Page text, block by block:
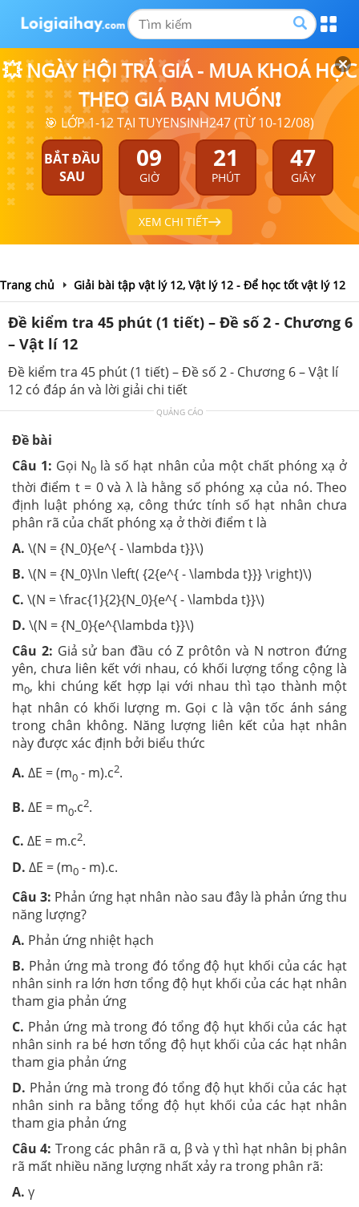
💥 NGÀY HỘI TRẢ GIÁ - MUA KHOÁ HỌC
THEO GIÁ BẠN MUỐN❗
🎯 LỚP 1-12 TẠI TUYENSINH247 (TỪ 10-12/08)
BẮT ĐẦU
SAU
09
GIỜ
21
PHÚT
46
GIÂY
XEM CHI TIẾT
Trang chủ Giải bài tập vật lý 12, Vật lý 12 - Để học tốt vật lý 12
Đề kiểm tra 45 phút (1 tiết) – Đề số 2 - Chương 6
– Vật lí 12
Đề kiểm tra 45 phút (1 tiết) – Đề số 2 - Chương 6 – Vật lí
12 có đáp án và lời giải chi tiết
QUẢNG CÁO
Đề bài
Câu 1: Gọi N0 là số hạt nhân của một chất phóng xạ ở
thời điểm t = 0 và λ là hằng số phóng xạ của nó. Theo
định luật phóng xạ, công thức tính số hạt nhân chưa
phân rã của chất phóng xạ ở thời điểm t là
A. \(N = {N_0}{e^{ - \lambda t}}\)
B. \(N = {N_0}\ln \left( {2{e^{ - \lambda t}}} \right)\)
C. \(N = \frac{1}{2}{N_0}{e^{ - \lambda t}}\)
D. \(N = {N_0}{e^{\lambda t}}\)
Câu 2: Giả sử ban đầu có Z prôtôn và N nơtron đứng
yên, chưa liên kết với nhau, có khối lượng tổng cộng là
m0, khi chúng kết hợp lại với nhau thì tạo thành một
hạt nhân có khối lượng m. Gọi c là vận tốc ánh sáng
trong chân không. Năng lượng liên kết của hạt nhân
này được xác định bởi biểu thức
A. ΔE = (m0 - m).c2.
B. ΔE = m0.c2.
C. ΔE = m.c2.
D. ΔE = (m0 - m).c.
Câu 3: Phản ứng hạt nhân nào sau đây là phản ứng thu
năng lượng?
A. Phản ứng nhiệt hạch
B. Phản ứng mà trong đó tổng độ hụt khối của các hạt
nhân sinh ra lớn hơn tổng độ hụt khối của các hạt nhân
tham gia phản ứng
C. Phản ứng mà trong đó tổng độ hụt khối của các hạt
nhân sinh ra bé hơn tổng độ hụt khối của các hạt nhân
tham gia phản ứng
D. Phản ứng mà trong đó tổng độ hụt khối của các hạt
nhân sinh ra bằng tổng độ hụt khối của các hạt nhân
tham gia phản ứng
Câu 4: Trong các phân rã α, β và γ thì hạt nhân bị phân
rã mất nhiều năng lượng nhất xảy ra trong phân rã:
A. γ